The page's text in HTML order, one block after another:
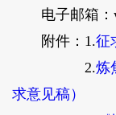
电子邮箱：
附件：1.征
2.炼
求意见稿）